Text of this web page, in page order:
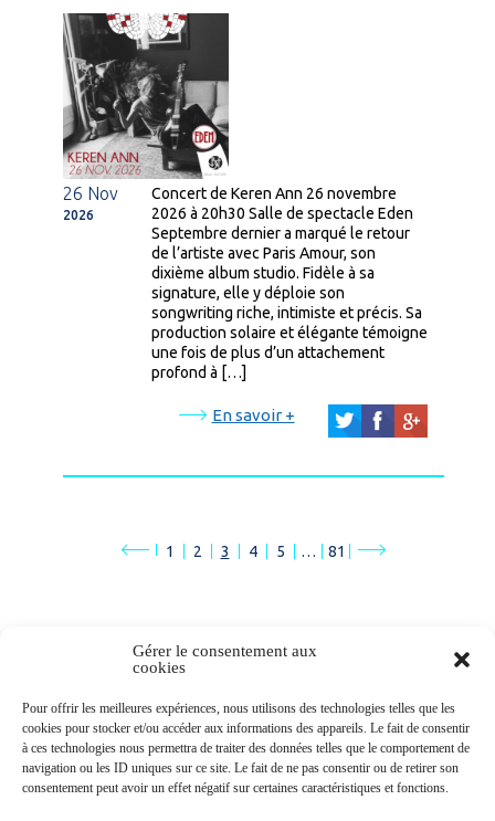
Gérer le consentement aux
cookies
Pour offrir les meilleures expériences, nous utilisons des technologies telles que les
cookies pour stocker et/ou accéder aux informations des appareils. Le fait de consentir
à ces technologies nous permettra de traiter des données telles que le comportement de
navigation ou les ID uniques sur ce site. Le fait de ne pas consentir ou de retirer son
consentement peut avoir un effet négatif sur certaines caractéristiques et fonctions.
26 Nov
2026
Concert de Keren Ann 26 novembre
2026 à 20h30 Salle de spectacle Eden
Septembre dernier a marqué le retour
de l’artiste avec Paris Amour, son
dixième album studio. Fidèle à sa
signature, elle y déploie son
songwriting riche, intimiste et précis. Sa
production solaire et élégante témoigne
une fois de plus d’un attachement
profond à […]
En savoir +
1 2 3 4 5 … 81
Newsletters
Abonnez-vous à la newsletter
>